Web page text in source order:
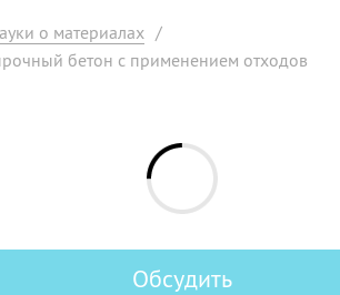
о материалах /
бетон с применением отходов
Обсудить